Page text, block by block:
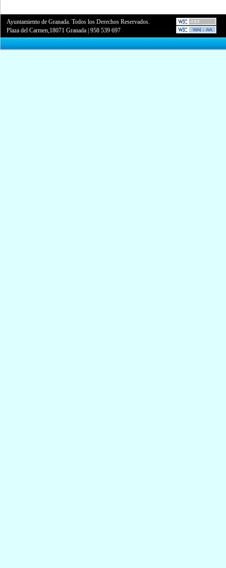
Ayuntamiento de Granada. Todos los Derechos Reservados.
Plaza del Carmen,18071 Granada |958 539 697